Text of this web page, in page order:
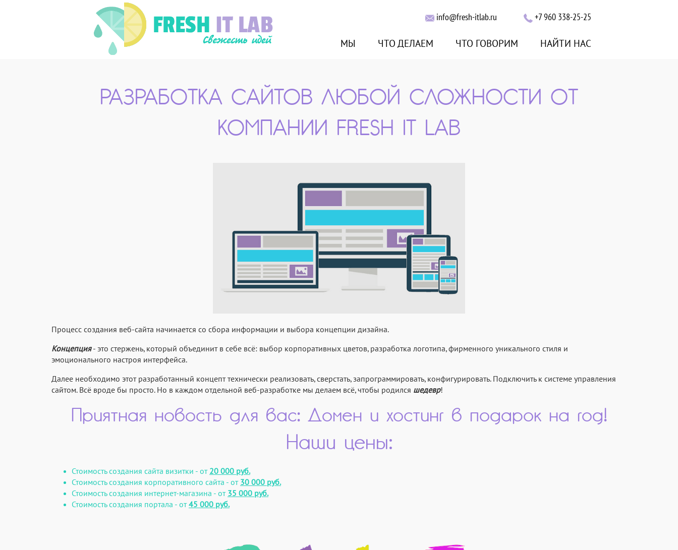
info@fresh-itlab.ru +7 960 338-25-25
МЫ ЧТО ДЕЛАЕМ ЧТО ГОВОРИМ НАЙТИ НАС
РАЗРАБОТКА САЙТОВ ЛЮБОЙ СЛОЖНОСТИ ОТ
КОМПАНИИ FRESH IT LAB
Процесс создания веб-сайта начинается со сбора информации и выбора концепции дизайна.
Концепция- это стержень, который объединит в себе всё: выбор корпоративных цветов, разработка логотипа, фирменного уникального стиля и
эмоционального настроя интерфейса.
Далее необходимо этот разработанный концепт технически реализовать, сверстать, запрограммировать, конфигурировать. Подключить к системе управления
сайтом. Всё вроде бы просто. Но в каждом отдельной веб-разработке мы делаем всё, чтобы родился шедевр!
Приятная новость для вас: Домен и хостинг в подарок на год!
Наши цены:
Стоимость создания сайта визитки - от 20 000 руб.
Стоимость создания корпоративного сайта - от 30 000 руб.
Стоимость создания интернет-магазина - от 35 000 руб.
Стоимость создания портала - от45 000 руб.